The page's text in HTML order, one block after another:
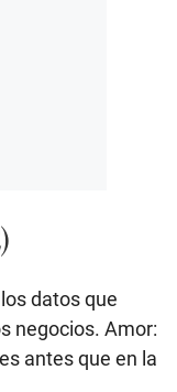
datos que
negocios. Amor:
antes que en la